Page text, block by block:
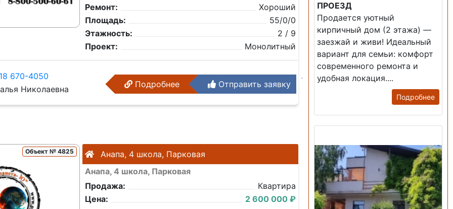
Ремонт:
Хороший
Площадь:
55/0/0
Этажность:
2 / 9
Проект:
Монолитный
670-4050
Николаевна
Подробнее Отправить заявку
Объект № 4825
Анапа, 4 школа, Парковая
Анапа, 4 школа, Парковая
Продажа:
Квартира
Цена:
2 600 000 ₽
ПРОЕЗД
Продается уютный
кирпичный дом (2 этажа) —
заезжай и живи! ​Идеальный
вариант для семьи: комфорт
современного ремонта и
удобная локация....
Подробнее